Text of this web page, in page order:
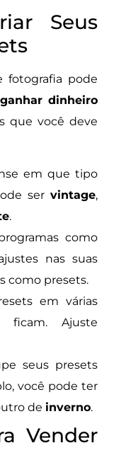
Seus
fotografia pode
ganhar dinheiro
que você deve
em que tipo
ser vintage,
.
como
nas suas
como presets.
em várias
Ajuste
seus presets
você pode ter
de inverno.
Vender